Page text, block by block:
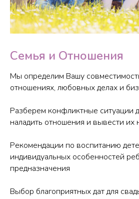
Семья и Отношения
Мы определим Вашу
отношениях, любовных делах и
Разберем конфликтные ситуации
наладить отношения и вывести их
Рекомендации по воспитанию
индивидуальных особенностей
предназначения
Выбор благоприятных дат для